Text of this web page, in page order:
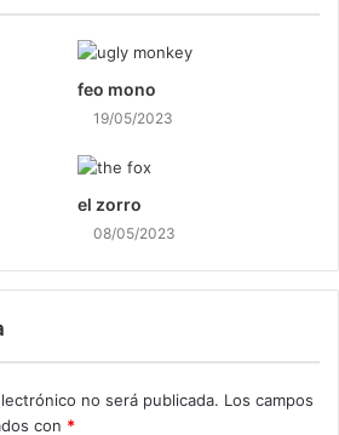
feo mono
19/05/2023
el zorro
08/05/2023
no será publicada. Los campos
con *